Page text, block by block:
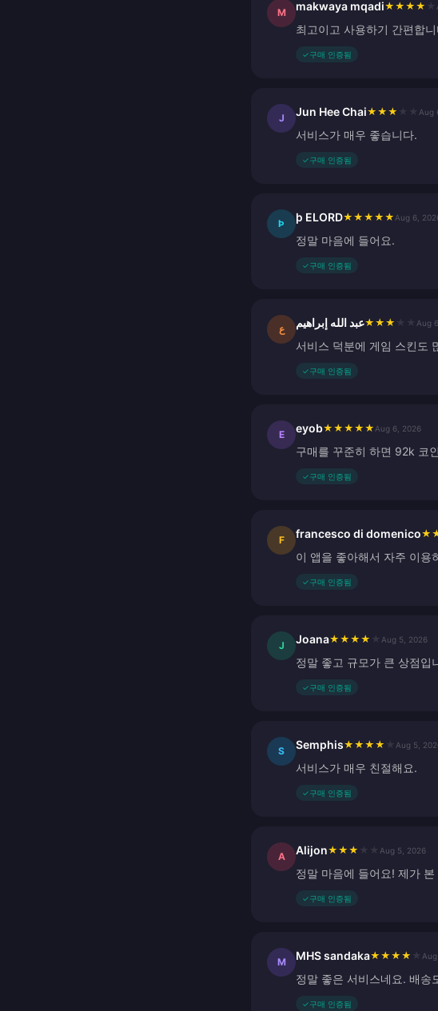
M makwaya mqadi★ ★ ★ ★
최고이고 사용하기 간편합
✓구매 인증됨
J Jun Hee Chai★ ★ ★ Aug
서비스가 매우 좋습니다.
✓구매 인증됨
Þ þ ELORD★ ★ ★ ★ ★ Aug 6,
정말 마음에 들어요.
✓구매 인증됨
ع عبد الله إبراهيم★ ★ ★ Aug
서비스 덕분에 게임 스킨도
✓구매 인증됨
E eyob★ ★ ★ ★ ★ Aug 6, 2026
구매를 꾸준히 하면 92k 코
✓구매 인증됨
F francesco di domenico★
이 앱을 좋아해서 자주 이용
✓구매 인증됨
J Joana★ ★ ★ ★ Aug 5, 2026
정말 좋고 규모가 큰 상점입
✓구매 인증됨
S Semphis★ ★ ★ ★ Aug 5,
서비스가 매우 친절해요.
✓구매 인증됨
A Alijon★ ★ ★ Aug 5, 2026
정말 마음에 들어요! 제가
✓구매 인증됨
M MHS sandaka★ ★ ★ ★
정말 좋은 서비스네요. 배송
✓구매 인증됨